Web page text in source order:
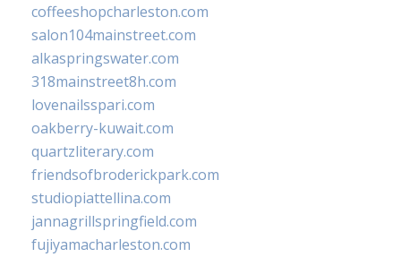
coffeeshopcharleston.com
salon104mainstreet.com
alkaspringswater.com
318mainstreet8h.com
lovenailsspari.com
oakberry-kuwait.com
quartzliterary.com
friendsofbroderickpark.com
studiopiattellina.com
jannagrillspringfield.com
fujiyamacharleston.com